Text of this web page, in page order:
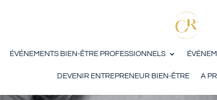
ÉVÉNEMENTS BIEN-ÊTRE PROFESSIONNELS
DEVENIR ENTREPRENEUR BIEN-ÊTRE A